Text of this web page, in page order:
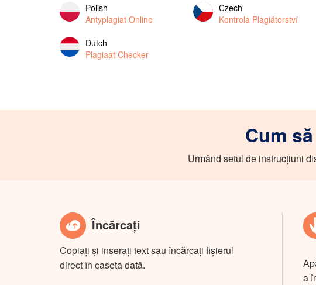
Polish
Antyplagiat Online
Czech
Kontrola Plagiátorství
Dutch
Plagiaat Checker
Cum
Urmând setul de instrucțiuni
Încărcați
Copiați și inserați text sau încărcați fișierul
direct în caseta dată.
a